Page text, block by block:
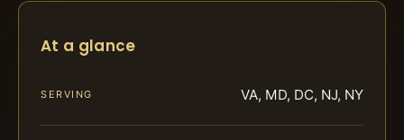
At a glance
SERVING VA, MD, DC, NJ, NY